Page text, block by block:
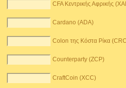
CFA Κεντρικής Αφρικής
Cardano (ADA)
Colon της Κόστα Ρίκα
Counterparty (ZCP)
CraftCoin (XCC)